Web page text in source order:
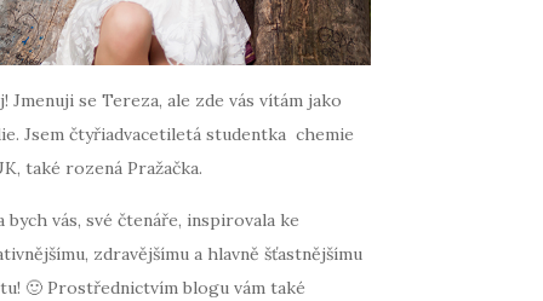
Jmenuji se Tereza, ale zde vás vítám jako
Jsem čtyřiadvacetiletá studentka chemie
také rozená Pražačka.
bych vás, své čtenáře, inspirovala ke
zdravějšímu a hlavně šťastnějšímu
🙂 Prostřednictvím blogu vám také